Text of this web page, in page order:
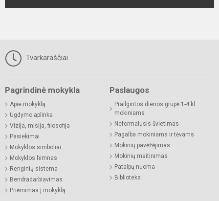
Tvarkaraščiai
Pagrindinė mokykla
Apie mokyklą
Ugdymo aplinka
Vizija, misija, filosofija
Pasiekimai
Mokyklos simboliai
Mokyklos himnas
Renginių sistema
Bendradarbiavimas
Priėmimas į mokyklą
Paslaugos
Prailgintos dienos grupė 1-4 kl.
mokiniams
Neformalusis švietimas
Pagalba mokiniams ir tėvams
Mokinių pavėžėjimas
Mokinių maitinimas
Patalpų nuoma
Biblioteka